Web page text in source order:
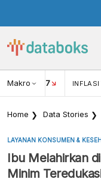
Makro
USD/IDR 17 INFLASI
Home Data Stories
LAYANAN KONSUMEN &
Ibu Melahirkan
Minim